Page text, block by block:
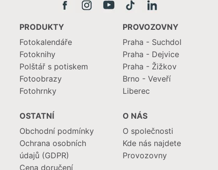
PRODUKTY
Fotokalendáře
Fotoknihy
Polštář s potiskem
Fotoobrazy
Fotohrnky
PROVOZOVNY
Praha - Suchdol
Praha - Dejvice
Praha - Žižkov
Brno - Veveří
Liberec
OSTATNÍ
Obchodní podmínky
Ochrana osobních
údajů (GDPR)
Cena doručení
O NÁS
O společnosti
Kde nás najdete
Provozovny